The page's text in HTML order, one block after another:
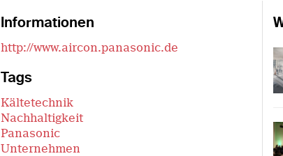
Informationen
http://www.aircon.panasonic.de
Tags
Kältetechnik
Nachhaltigkeit
Panasonic
Unternehmen